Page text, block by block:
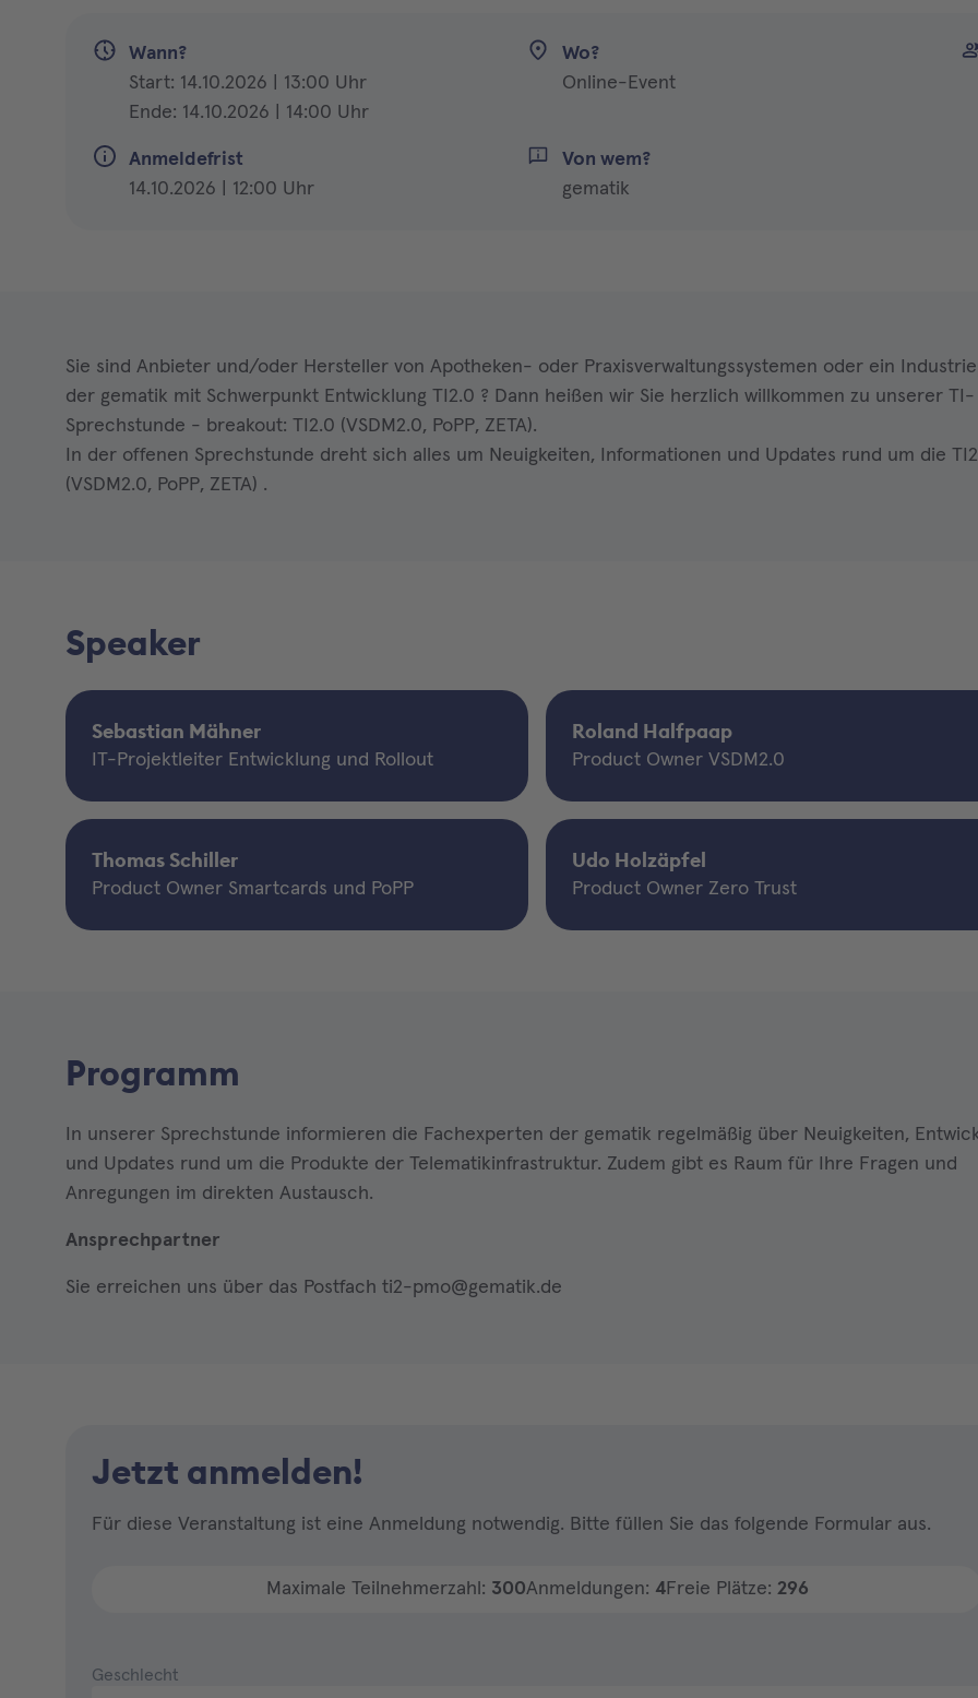
Wann?
Start: 14.10.2026 | 13:00 Uhr
Ende: 14.10.2026 | 14:00 Uhr
Wo?
Online-Event
Anmeldefrist
14.10.2026 | 12:00 Uhr
Von wem?
gematik
Sie sind Anbieter und/oder Hersteller von Apotheken- oder Praxisverwaltungssystemen oder ein
der gematik mit Schwerpunkt Entwicklung TI2.0 ? Dann heißen wir Sie herzlich willkommen zu unserer TI-
Sprechstunde - breakout: TI2.0 (VSDM2.0, PoPP, ZETA).
In der offenen Sprechstunde dreht sich alles um Neuigkeiten, Informationen und Updates rund um die
(VSDM2.0, PoPP, ZETA) .
Speaker
Sebastian Mähner
IT-Projektleiter Entwicklung und Rollout
Roland Halfpaap
Product Owner VSDM2.0
Thomas Schiller
Product Owner Smartcards und PoPP
Udo Holzäpfel
Product Owner Zero Trust
Programm
In unserer Sprechstunde informieren die Fachexperten der gematik regelmäßig über Neuigkeiten,
und Updates rund um die Produkte der Telematikinfrastruktur. Zudem gibt es Raum für Ihre Fragen und
Anregungen im direkten Austausch.
Ansprechpartner
Sie erreichen uns über das Postfach ti2-pmo@gematik.de
Jetzt anmelden!
Für diese Veranstaltung ist eine Anmeldung notwendig. Bitte füllen Sie das folgende Formular aus.
Maximale Teilnehmerzahl: 300Anmeldungen: 4Freie Plätze: 296
Geschlecht